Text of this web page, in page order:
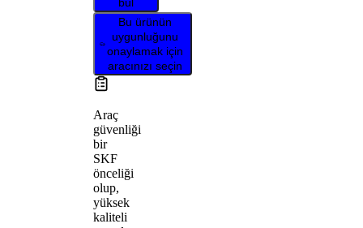
Bu ürünün
uygunluğunu
onaylamak için
aracınızı seçin
Araç
güvenliği
bir
SKF
önceliği
olup,
yüksek
kaliteli